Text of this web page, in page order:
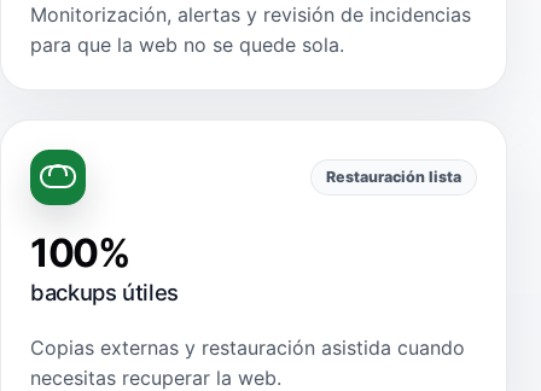
Monitorización, alertas y revisión de incidencias
para que la web no se quede sola.
Restauración lista
100%
backups útiles
Copias externas y restauración asistida cuando
necesitas recuperar la web.